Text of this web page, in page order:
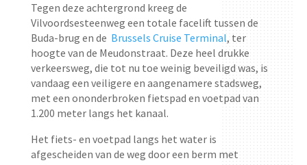
Tegen deze achtergrond kreeg de
Vilvoordsesteenweg een totale facelift tussen de
Buda-brug en de Brussels Cruise Terminal, ter
hoogte van de Meudonstraat. Deze heel drukke
verkeersweg, die tot nu toe weinig beveiligd was, is
vandaag een veiligere en aangenamere stadsweg,
met een ononderbroken fietspad en voetpad van
1.200 meter langs het kanaal.
Het fiets- en voetpad langs het water is
afgescheiden van de weg door een berm met